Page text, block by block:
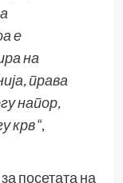
е
на
права
напор,
крв“,
посетата на